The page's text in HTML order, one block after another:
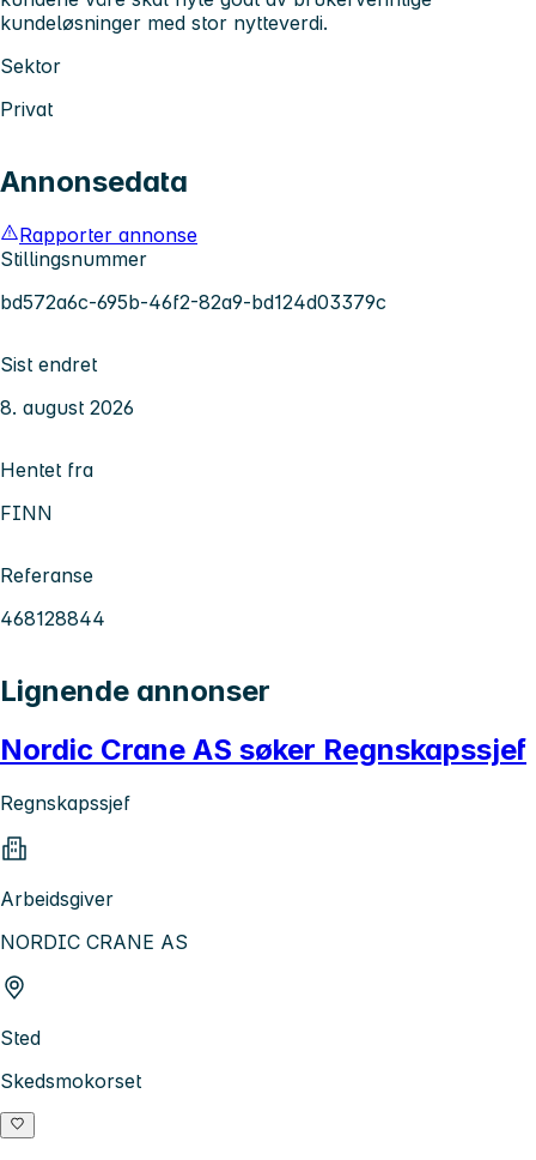
kundeløsninger med stor nytteverdi.
Sektor
Privat
Annonsedata
Rapporter annonse
Stillingsnummer
bd572a6c-695b-46f2-82a9-bd124d03379c
Sist endret
8. august 2026
Hentet fra
FINN
Referanse
468128844
Lignende annonser
Nordic Crane AS søker Regnskapssjef
Regnskapssjef
Arbeidsgiver
NORDIC CRANE AS
Sted
Skedsmokorset